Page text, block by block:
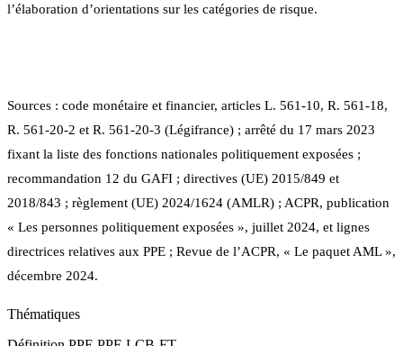
l’élaboration d’orientations sur les catégories de risque.
Sources : code monétaire et financier, articles L. 561-10, R. 561-18,
R. 561-20-2 et R. 561-20-3 (Légifrance) ; arrêté du 17 mars 2023
fixant la liste des fonctions nationales politiquement exposées ;
recommandation 12 du GAFI ; directives (UE) 2015/849 et
2018/843 ; règlement (UE) 2024/1624 (AMLR) ; ACPR, publication
« Les personnes politiquement exposées », juillet 2024, et lignes
directrices relatives aux PPE ; Revue de l’ACPR, « Le paquet AML »,
décembre 2024.
Thématiques